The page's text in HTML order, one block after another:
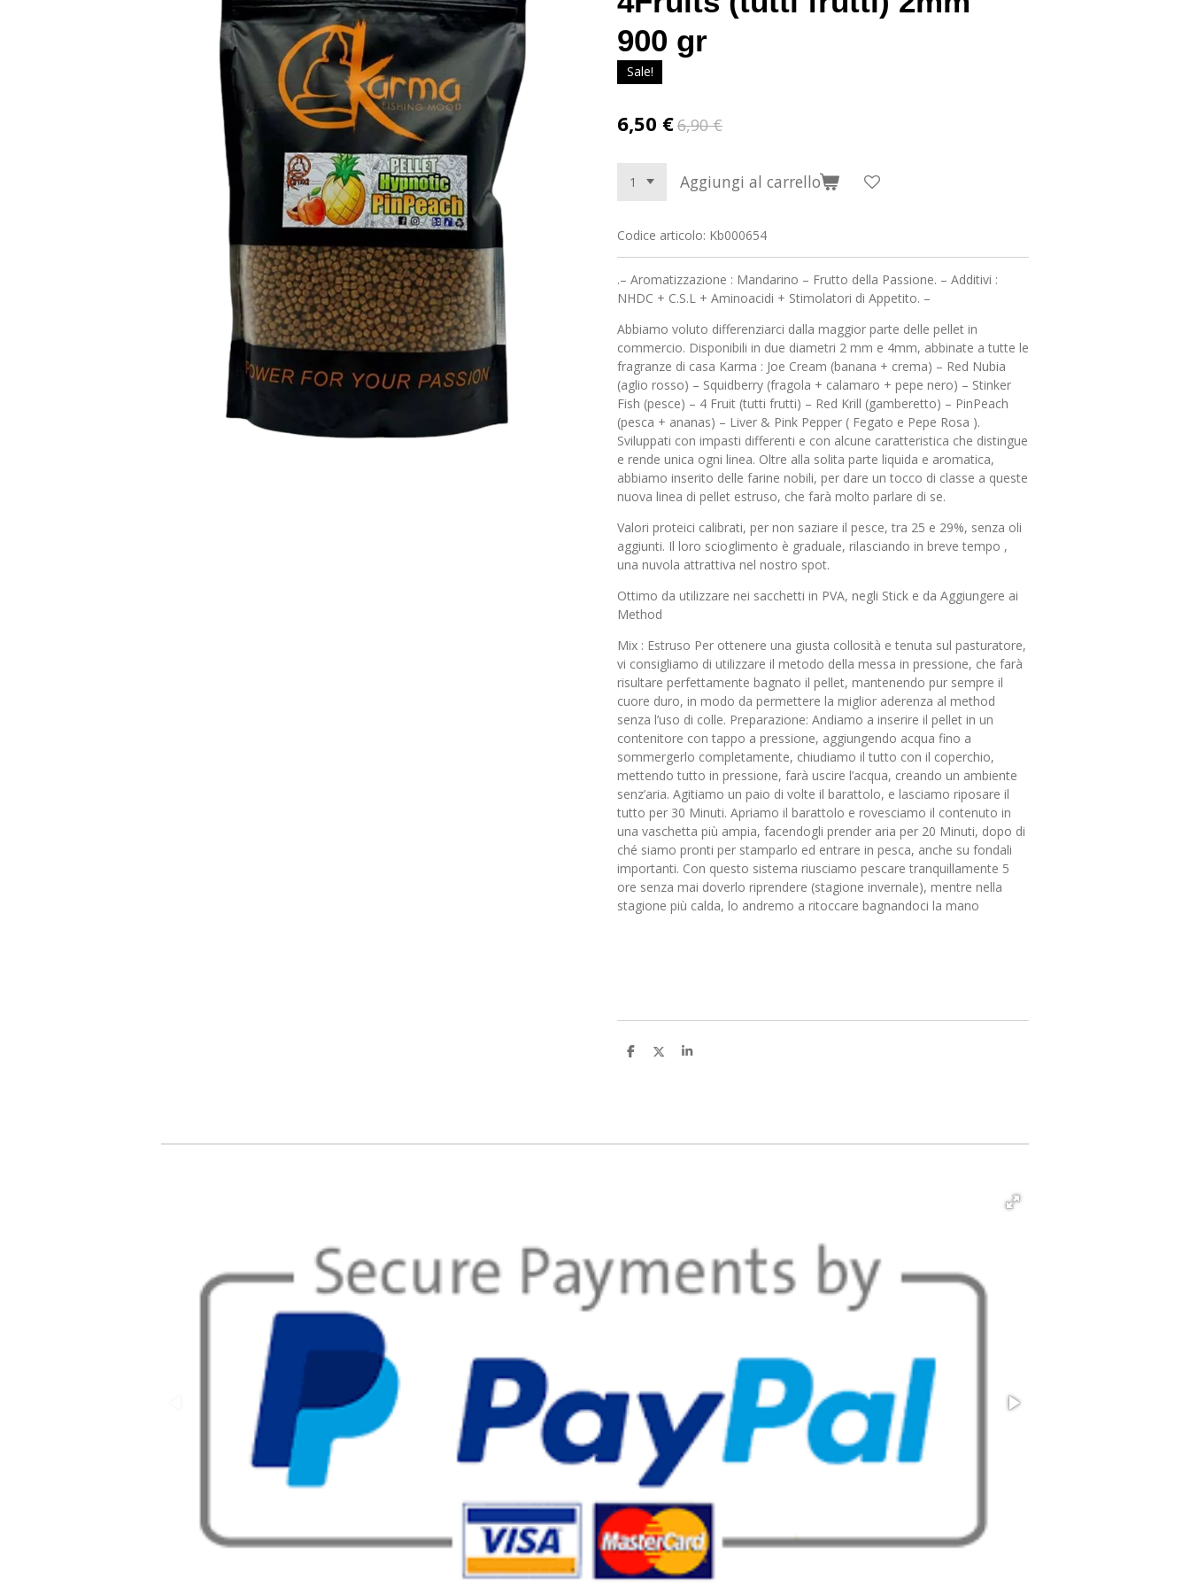
900 gr
Sale!
6,50 €6,90 €
Aggiungi al carrello
Codice articolo: Kb000654
.– Aromatizzazione : Mandarino – Frutto della Passione. – Additivi :
NHDC + C.S.L + Aminoacidi + Stimolatori di Appetito. –
Abbiamo voluto differenziarci dalla maggior parte delle pellet in
commercio. Disponibili in due diametri 2 mm e 4mm, abbinate a tutte le
fragranze di casa Karma : Joe Cream (banana + crema) – Red Nubia
(aglio rosso) – Squidberry (fragola + calamaro + pepe nero) – Stinker
Fish (pesce) – 4 Fruit (tutti frutti) – Red Krill (gamberetto) – PinPeach
(pesca + ananas) – Liver & Pink Pepper ( Fegato e Pepe Rosa ).
Sviluppati con impasti differenti e con alcune caratteristica che distingue
e rende unica ogni linea. Oltre alla solita parte liquida e aromatica,
abbiamo inserito delle farine nobili, per dare un tocco di classe a queste
nuova linea di pellet estruso, che farà molto parlare di se.
Valori proteici calibrati, per non saziare il pesce, tra 25 e 29%, senza oli
aggiunti. Il loro scioglimento è graduale, rilasciando in breve tempo ,
una nuvola attrattiva nel nostro spot.
Ottimo da utilizzare nei sacchetti in PVA, negli Stick e da Aggiungere ai
Method
Mix : Estruso Per ottenere una giusta collosità e tenuta sul pasturatore,
vi consigliamo di utilizzare il metodo della messa in pressione, che farà
risultare perfettamente bagnato il pellet, mantenendo pur sempre il
cuore duro, in modo da permettere la miglior aderenza al method
senza l’uso di colle. Preparazione: Andiamo a inserire il pellet in un
contenitore con tappo a pressione, aggiungendo acqua fino a
sommergerlo completamente, chiudiamo il tutto con il coperchio,
mettendo tutto in pressione, farà uscire l’acqua, creando un ambiente
senz’aria. Agitiamo un paio di volte il barattolo, e lasciamo riposare il
tutto per 30 Minuti. Apriamo il barattolo e rovesciamo il contenuto in
una vaschetta più ampia, facendogli prender aria per 20 Minuti, dopo di
ché siamo pronti per stamparlo ed entrare in pesca, anche su fondali
importanti. Con questo sistema riusciamo pescare tranquillamente 5
ore senza mai doverlo riprendere (stagione invernale), mentre nella
stagione più calda, lo andremo a ritoccare bagnandoci la mano
C
d
C
d
C
d